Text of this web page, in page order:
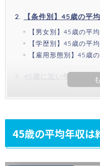
【条件別】45歳の平
【男女別】45歳の平
【学歴別】45歳の平
【雇用形態別】45歳
45歳に近い年代の平
45歳の平均年収は